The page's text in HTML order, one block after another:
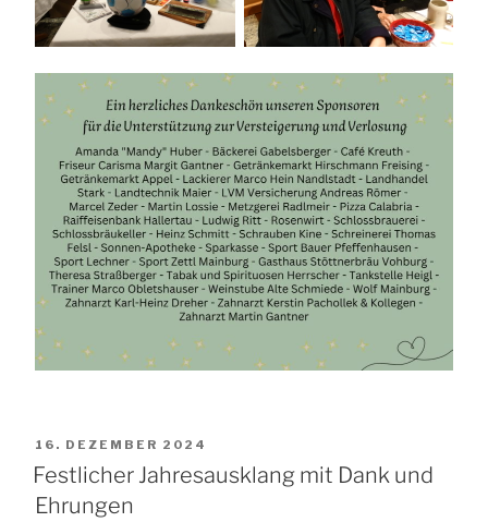
VERÖFFENTLICHT
AM
16. DEZEMBER 2024
Festlicher Jahresausklang mit Dank und
Ehrungen